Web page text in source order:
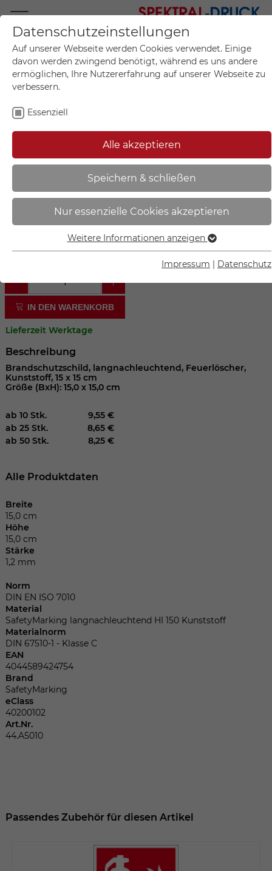
Mo.-Fr. 09:00-17:00
+49 (0)711 55 75 25
Mein Konto
Mein Warenkorb
Sie sind hier: Start
Brandschutzschild -
langnachleuchtend | Feuerlöscher
- 44.A5010
IN DEN WARENKORB
Lieferzeit Werktage
Beschreibung
Brandschutzschild, langnachleuchtend, Feuerlöscher,
Kunststoff, 15 x 15 cm
Größe (BxH): 15,0 x 15,0 cm
ab 10 Stk.
9,55 €
ab 25 Stk.
8,65 €
ab 50 Stk.
8,25 €
Alle Produktdaten
Breite
15,0 cm
Höhe
15,0 cm
Stärke
1,2 mm
Norm
DIN EN ISO 7010
Material
SafetyMarking langnachleuchtend HI 150 Kunststoff
Materialnorm
DIN 67510-1 - Klasse C
EAN
4044589424754
Brand
SafetyMarking
eClass
40200102
Art.Nr.
44.A5010
Passendes Zubehör für diesen Artikel
Datenschutzeinstellungen
Auf unserer Webseite werden Cookies verwendet. Einige
davon werden zwingend benötigt, während es uns andere
ermöglichen, Ihre Nutzererfahrung auf unserer Webseite zu
verbessern.
Essenziell
Alle akzeptieren
Speichern & schließen
Nur essenzielle Cookies akzeptieren
Essenziell
Essenzielle Cookies werden für grundlegende Funktionen
die Webseite einwandfrei funktioniert.
Name cookie_optin
Laufzeit 1 Jahr
Dieses Cookie wird verwendet, um Ihre
zu speichern.
Laufzeit
Anbieter
Laufzeit
Cookie-Informationen anzeigen
Weitere Informationen anzeigen
Impressum Datenschutz